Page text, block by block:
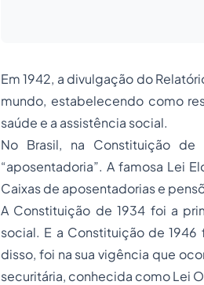
Em 1942, a divulgação do
mundo, estabelecendo como
saúde e a assistência social.
No Brasil, na Constituição de
“aposentadoria”. A famosa Lei
Caixas de aposentadorias e
A Constituição de 1934 foi a
social. E a Constituição de
disso, foi na sua vigência que
securitária, conhecida como Lei